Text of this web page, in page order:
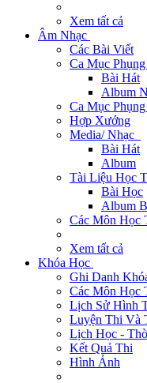
Xem tất cả
Âm Nhạc
Các Bài Viết
Ca Mục
Bài Hát
Album
Ca Mục
Hợp Xướng
Media/ Nhạc
Bài Hát
Album
Tài Liệu Học
Bài Học
Album
Các Môn Học
Xem tất cả
Khóa Học
Ghi Danh
Các Môn Học
Lịch Sử Hình
Luyện Thi Và
Lịch Học -
Kết Quả Thi
Hình Ảnh